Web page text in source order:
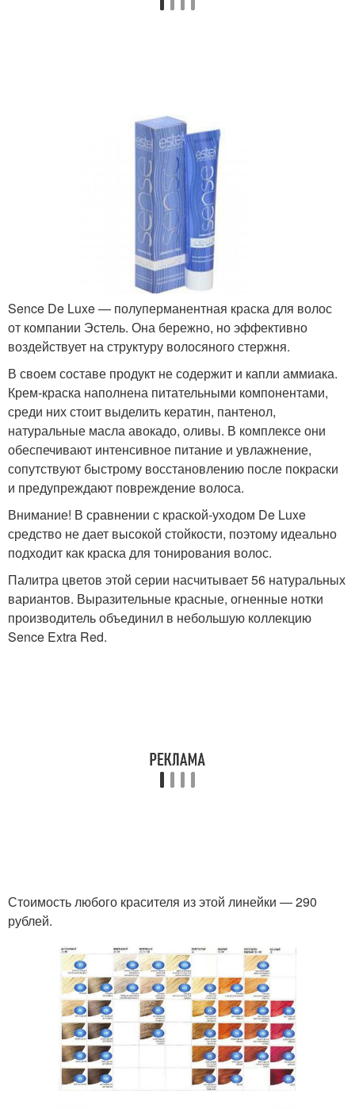
Sence De Luxe — полуперманентная краска для волос
от компании Эстель. Она бережно, но эффективно
воздействует на структуру волосяного стержня.
В своем составе продукт не содержит и капли аммиака.
Крем-краска наполнена питательными компонентами,
среди них стоит выделить кератин, пантенол,
натуральные масла авокадо, оливы. В комплексе они
обеспечивают интенсивное питание и увлажнение,
сопутствуют быстрому восстановлению после покраски
и предупреждают повреждение волоса.
Внимание! В сравнении с краской-уходом De Luxe
средство не дает высокой стойкости, поэтому идеально
подходит как краска для тонирования волос.
Палитра цветов этой серии насчитывает 56 натуральных
вариантов. Выразительные красные, огненные нотки
производитель объединил в небольшую коллекцию
Sence Extra Red.
Стоимость любого красителя из этой линейки — 290
рублей.